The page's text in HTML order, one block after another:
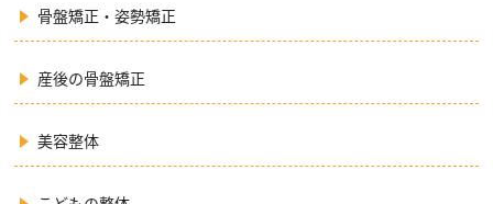
骨盤矯正・姿勢矯正
産後の骨盤矯正
美容整体